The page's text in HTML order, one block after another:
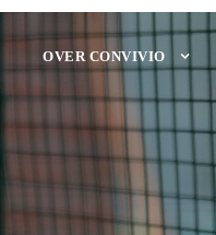
OVER CONVIVIO